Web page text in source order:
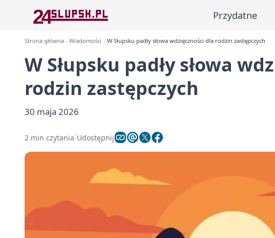
Przydatne
Strona główna Wiadomości W Słupsku padły słowa wdzięczności dla rodzin zastępczych
W Słupsku padły słowa
rodzin zastępczych
30 maja 2026
2 min czytania Udostępnij